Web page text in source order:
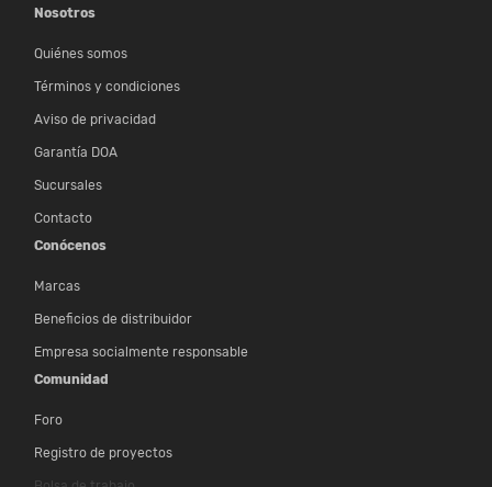
Nosotros
Quiénes somos
Términos y condiciones
Aviso de privacidad
Garantía DOA
Sucursales
Contacto
Conócenos
Marcas
Beneficios de distribuidor
Empresa socialmente responsable
Comunidad
Foro
Registro de proyectos